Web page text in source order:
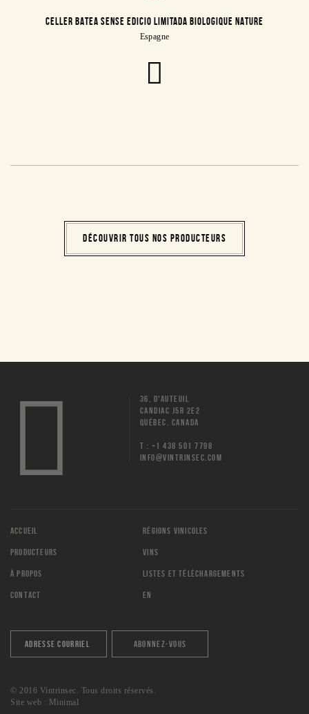
CELLER BATEA SENSE EDICIO LIMITADA BIOLOGIQUE NATURE
Espagne
DÉCOUVRIR TOUS NOS PRODUCTEURS
36, D'AUTEUIL
CANDIAC J5R 2E2
QUÉBEC, CANADA
T : +1 438 501 7798
INFO@VINTRINSEC.COM
ACCUEIL RÉGIONS VINICOLES
PRODUCTEURS VINS
À PROPOS LISTES ET TÉLÉCHARGEMENTS
CONTACT EN
© 2016 Vintrinsec. Tous droits réservés.
Site web : Minimal